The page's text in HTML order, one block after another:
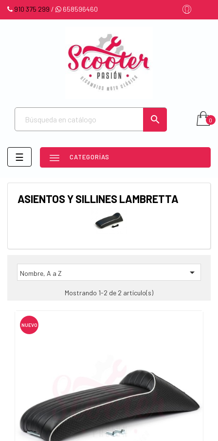
910 375 299 / 658596460
 0
Navegación
de
☰ CATEGORÍAS
ASIENTOS Y SILLINES LAMBRETTA
Nombre, A a Z 
Mostrando 1-2 de 2 artículo(s)
NUEVO